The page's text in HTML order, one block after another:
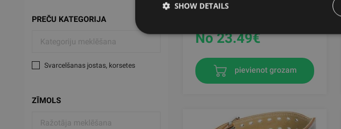
PREČU KATEGORIJA
Svarcelšanas jostas, korsetes
ZĪMOLS
No 23.49€
pievienot grozam
SHOW DETAILS